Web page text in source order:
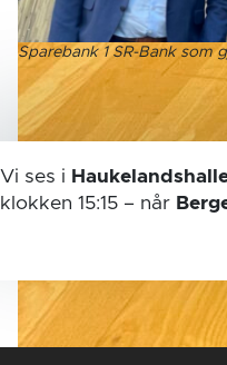
Sparebank 1 SR-Bank som
Vi ses i
klokken 15:15– når